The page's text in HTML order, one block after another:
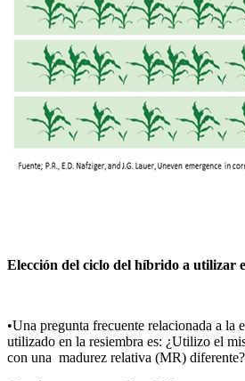
Elección del ciclo del híbrido a utilizar
•Una pregunta frecuente relacionada a la
utilizado en la resiembra es: ¿Utilizo el
con una madurez relativa (MR) diferente?